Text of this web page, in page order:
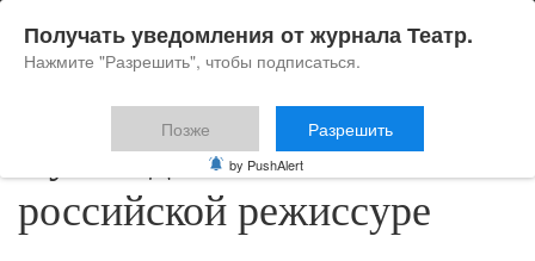
Путеводитель по новой
российской режиссуре
Получать уведомления от журнала Театр.
Нажмите "Разрешить", чтобы подписаться.
Позже Разрешить
by PushAlert